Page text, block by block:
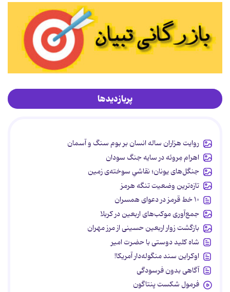
پربازدیدها
روایت هزاران ساله انسان بر بوم سنگ و آسمان
اهرام مِروئه در سایه جنگ سودان
جنگل‌های یونان؛ نقاشیِ سوخته‌ی زمین
تازه‌ترین وضعیت تنگه هرمز
۱۰ خط قرمز در دعوای همسران
جمع‌آوری موکب‌های اربعین در کربلا
بازگشت زوار اربعین حسینی از مرز مهران
شاه کلید دوستی با حضرت امیر
اوکراین سند منگوله‌دار آمریکا!
آگاهی بدون فرسودگی
فرمول شکست پنتاگون